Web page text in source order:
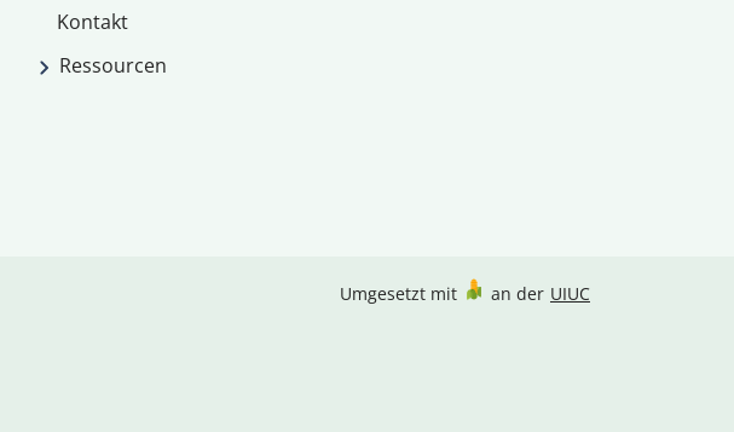
Kontakt
Ressourcen
Umgesetzt mit an der UIUC